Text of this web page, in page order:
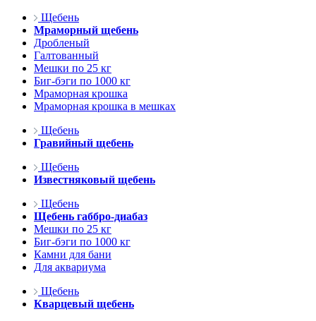
Щебень
Мраморный щебень
Дробленый
Галтованный
Мешки по 25 кг
Биг-бэги по 1000 кг
Мраморная крошка
Мраморная крошка в мешках
Щебень
Гравийный щебень
Щебень
Известняковый щебень
Щебень
Щебень габбро-диабаз
Мешки по 25 кг
Биг-бэги по 1000 кг
Камни для бани
Для аквариума
Щебень
Кварцевый щебень